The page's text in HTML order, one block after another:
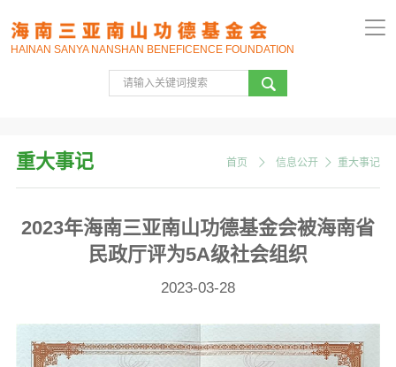
HAINAN SANYA NANSHAN BENEFICENCE FOUNDATION
重大事记 首页 信息公开 重大事记
2023年海南三亚南山功德基金会被海南省
民政厅评为5A级社会组织
2023-03-28